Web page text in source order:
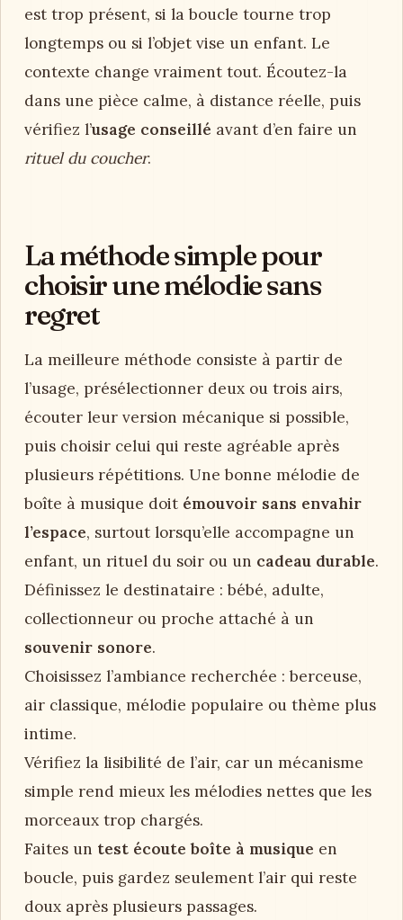
est trop présent, si la boucle tourne trop
longtemps ou si l’objet vise un enfant. Le
contexte change vraiment tout. Écoutez-la
dans une pièce calme, à distance réelle, puis
vérifiez l’usage conseillé avant d’en faire un
rituel du coucher.
La méthode simple pour
choisir une mélodie sans
regret
La meilleure méthode consiste à partir de
l’usage, présélectionner deux ou trois airs,
écouter leur version mécanique si possible,
puis choisir celui qui reste agréable après
plusieurs répétitions. Une bonne mélodie de
boîte à musique doit émouvoir sans envahir
l’espace, surtout lorsqu’elle accompagne un
enfant, un rituel du soir ou un cadeau durable.
Définissez le destinataire : bébé, adulte,
collectionneur ou proche attaché à un
souvenir sonore.
Choisissez l’ambiance recherchée : berceuse,
air classique, mélodie populaire ou thème plus
intime.
Vérifiez la lisibilité de l’air, car un mécanisme
simple rend mieux les mélodies nettes que les
morceaux trop chargés.
Faites un test écoute boîte à musique en
boucle, puis gardez seulement l’air qui reste
doux après plusieurs passages.